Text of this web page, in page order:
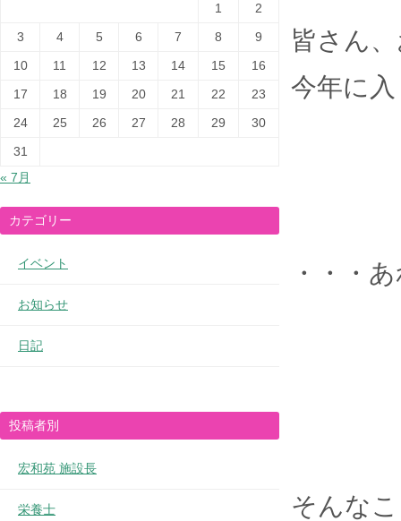
1
2
3
4 5 6 7 8
9
10
11 12 13 14 15
16
17
18 19 20 21 22
23
24
25 26 27 28 29
30
31
« 7月
カテゴリー
イベント
お知らせ
日記
投稿者別
宏和苑 施設長
栄養士
皆さん
今年に
・・・
そんな